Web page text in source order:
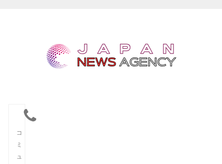
コ
ミ
ュ